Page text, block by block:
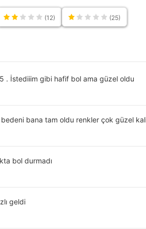
(12) (25)
. İstediiim gibi hafif bol ama güzel oldu
bana tam oldu renkler çok güzel
bol durmadı
geldi